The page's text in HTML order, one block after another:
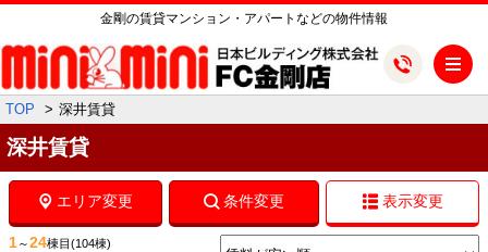
金剛の賃貸マンション・アパートなどの物件情報
TOP 深井賃貸
深井賃貸
エリア変更 条件変更 表示変更
1～24棟目 (104棟)